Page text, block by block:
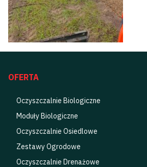
OFERTA
Oczyszczalnie Biologiczne
Moduły Biologiczne
Oczyszczalnie Osiedlowe
Zestawy Ogrodowe
Oczyszczalnie Drenażowe